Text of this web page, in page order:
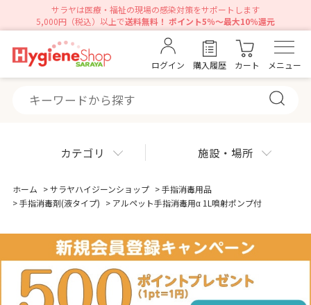
サラヤは医療・福祉の現場の感染対策をサポートします
5,000円（税込）以上で送料無料！ ポイント5％～最大10％還元
ログイン 購入履歴 カート メニュー
カテゴリ 施設・場所
ホーム >サラヤハイジーンショップ >手指消毒用品
>手指消毒剤(液タイプ) > アルペット手指消毒用α 1L噴射ポンプ付